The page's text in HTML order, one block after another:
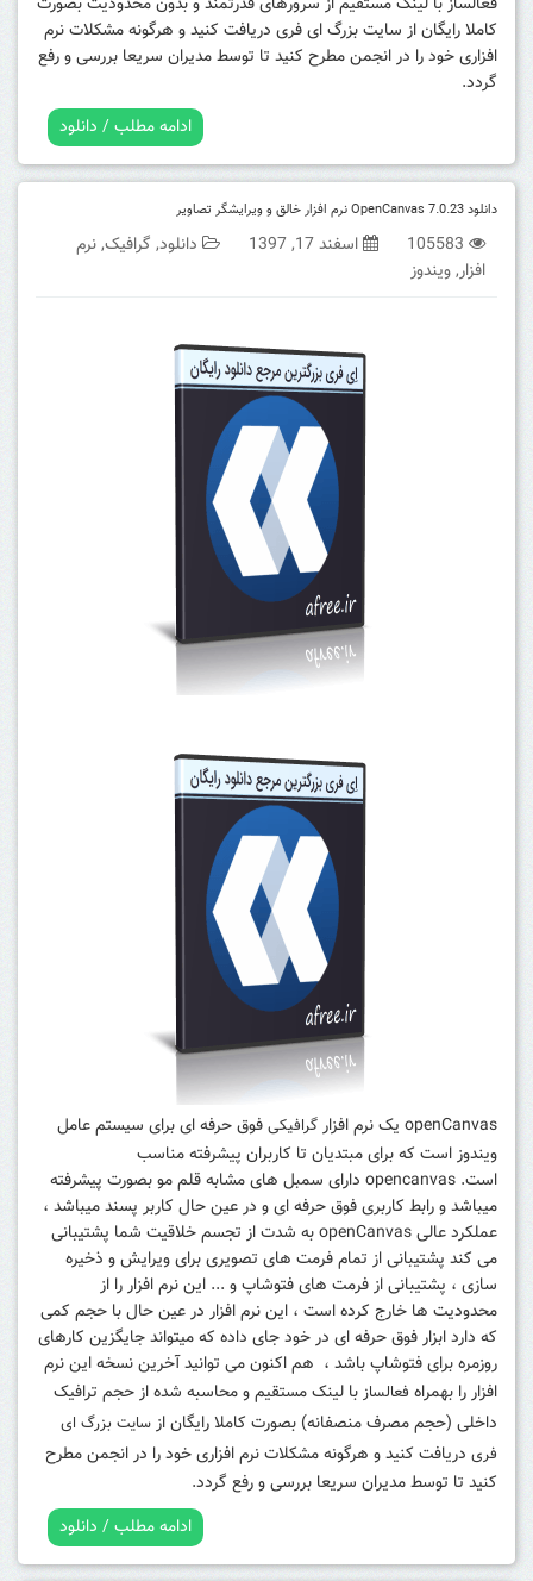
کاملا رایگان از سایت بزرگ ای فری دریافت کنید و هرگونه مشکلات نرم
افزاری خود را در انجمن مطرح کنید تا توسط مدیران سریعا بررسی و رفع
گردد.
ادامه مطلب / دانلود
دانلود OpenCanvas 7.0.23 نرم افزار خالق و ویرایشگر تصاویر
105583 اسفند 17, 1397 دانلود, گرافیک,نرم
افزار,ویندوز
openCanvas یک نرم افزار گرافیکی فوق حرفه ای برای سیستم عامل
ویندوز است که برای مبتدیان تا کاربران پیشرفته مناسب
است.
opencanvas دارای سمبل های مشابه قلم مو بصورت پیشرفته
میباشد و رابط کاربری فوق حرفه ای و در عین حال کاربر پسند میباشد ،
عملکرد عالی openCanvas به شدت از تجسم خلاقیت شما پشتیبانی
می کند پشتیبانی از تمام فرمت های تصویری برای ویرایش و ذخیره
سازی ، پشتیبانی از فرمت های فتوشاپ و ... این نرم افزار را از
محدودیت ها خارج کرده است ، این نرم افزار در عین حال با حجم کمی
که دارد ابزار فوق حرفه ای در خود جای داده که میتواند جایگزین کارهای
روزمره برای فتوشاپ باشد ، هم اکنون می توانید آخرین نسخه این نرم
افزار را بهمراه فعالساز با لینک مستقیم و محاسبه شده از حجم ترافیک
داخلی (حجم مصرف منصفانه) بصورت کاملا رایگان از سایت بزرگ ای
فری دریافت کنید و هرگونه مشکلات نرم افزاری خود را در انجمن مطرح
کنید تا توسط مدیران سریعا بررسی و رفع گردد.
ادامه مطلب / دانلود